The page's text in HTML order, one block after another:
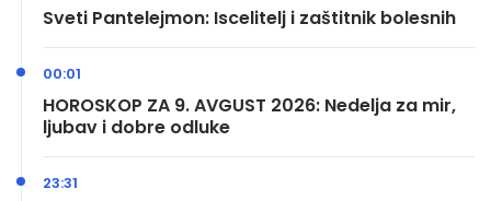
Sveti Pantelejmon: Iscelitelj i zaštitnik bolesnih
HOROSKOP ZA 9. AVGUST 2026: Nedelja za mir,
ljubav i dobre odluke
00:01
23:31